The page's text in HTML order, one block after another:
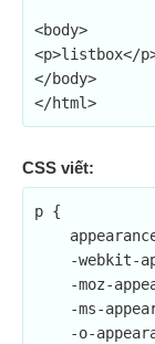
<body>
<p>listbox</
</body>
</html>
CSS viết:
p {
-
-moz-
-ms-
-o-